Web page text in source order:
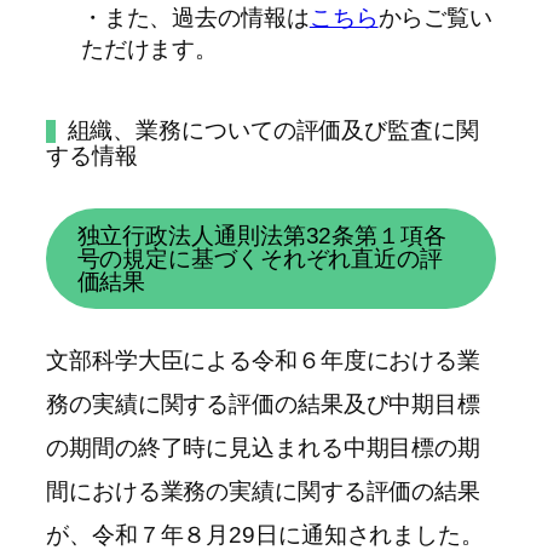
・また、過去の情報はこちらからご覧い
ただけます。
組織、業務についての評価及び監査に関
する情報
独立行政法人通則法第32条第１項各
号の規定に基づくそれぞれ直近の評
価結果
文部科学大臣による令和６年度における業
務の実績に関する評価の結果及び中期目標
の期間の終了時に見込まれる中期目標の期
間における業務の実績に関する評価の結果
が、令和７年８月29日に通知されました。